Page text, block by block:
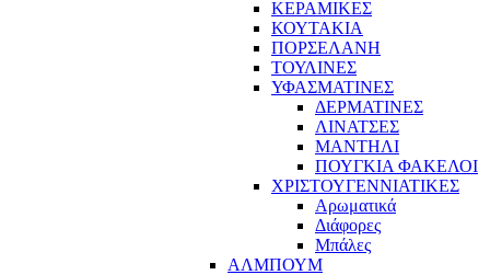
ΚΕΡΑΜΙΚΕΣ
ΚΟΥΤΑΚΙΑ
ΠΟΡΣΕΛΑΝΗ
ΤΟΥΛΙΝΕΣ
ΥΦΑΣΜΑΤΙΝΕΣ
ΔΕΡΜΑΤΙΝΕΣ
ΛΙΝΑΤΣΕΣ
ΜΑΝΤΗΛΙ
ΠΟΥΓΚΙΑ ΦΑΚΕΛΟΙ
ΧΡΙΣΤΟΥΓΕΝΝΙΑΤΙΚΕΣ
Αρωματικά
Διάφορες
Μπάλες
ΑΛΜΠΟΥΜ